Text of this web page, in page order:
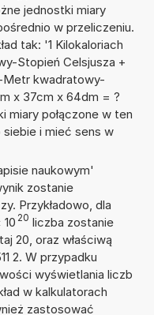
jednostki miary
w przeliczeniu.
tak: '1 Kilokaloriach
Stopień Celsjusza +
Metr kwadratowy-
x 37cm x 64dm = ?
miary połączone w ten
i mieć sens w
naukowym'
zostanie
Przykładowo, dla
10 20 liczba zostanie
20, oraz właściwą
2. W przypadku
wyświetlania liczb
w kalkulatorach
zastosować